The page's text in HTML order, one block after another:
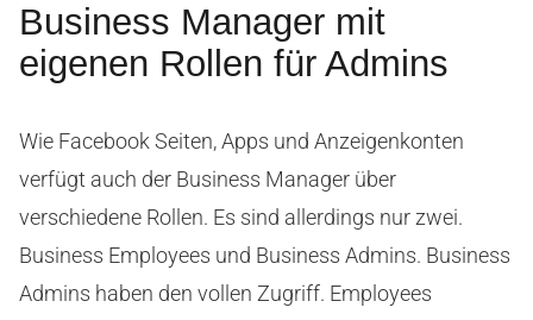
Business Manager mit
eigenen Rollen für Admins
Wie Facebook Seiten, Apps und Anzeigenkonten
verfügt auch der Business Manager über
verschiedene Rollen. Es sind allerdings nur zwei.
Business Employees und Business Admins. Business
Admins haben den vollen Zugriff. Employees